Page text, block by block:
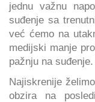
jednu važnu
suđenje sa
već ćemo na
medijski manje
pažnju na suđenje.
Najiskrenije
obzira na